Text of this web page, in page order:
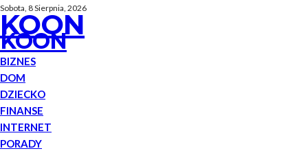
Sobota, 8 Sierpnia, 2026
KOON
KOON
BIZNES
DOM
DZIECKO
FINANSE
INTERNET
PORADY